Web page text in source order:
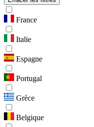
France
Italie
Espagne
Portugal
Grèce
Belgique